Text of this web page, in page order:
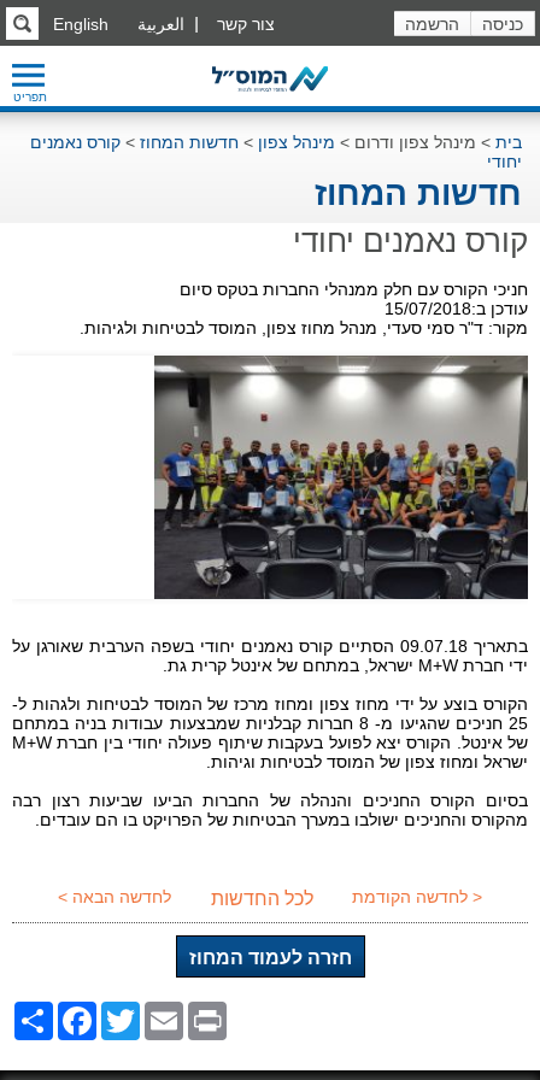
כניסה הרשמה English العربية צור קשר
תפריט
בית > מינהל צפון ודרום > מינהל צפון > חדשות המחוז > קורס נאמנים
יחודי
חדשות המחוז
קורס נאמנים יחודי
חניכי הקורס עם חלק ממנהלי החברות בטקס סיום
עודכן ב:15/07/2018
מקור: ד"ר סמי סעדי, מנהל מחוז צפון, המוסד לבטיחות ולגיהות.
בתאריך 09.07.18 הסתיים קורס נאמנים יחודי בשפה הערבית שאורגן על
ידי חברת M+W ישראל, במתחם של אינטל קרית גת.
הקורס בוצע על ידי מחוז צפון ומחוז מרכז של המוסד לבטיחות ולגהות ל-
25 חניכים שהגיעו מ- 8 חברות קבלניות שמבצעות עבודות בניה במתחם
של אינטל. הקורס יצא לפועל בעקבות שיתוף פעולה יחודי בין חברת M+W
ישראל ומחוז צפון של המוסד לבטיחות וגיהות.
בסיום הקורס החניכים והנהלה של החברות הביעו שביעות רצון רבה
מהקורס והחניכים ישולבו במערך הבטיחות של הפרויקט בו הם עובדים.
< לחדשה הקודמת לכל החדשות לחדשה הבאה >
חזרה לעמוד המחוז
ShareFacebookTwitter Email Print